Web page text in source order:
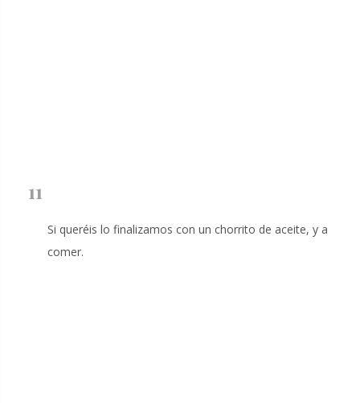
11
Si queréis lo finalizamos con un chorrito de aceite, y a
comer.